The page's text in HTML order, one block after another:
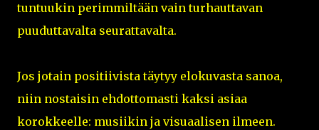
tuntuukin perimmiltään vain turhauttavan
puuduttavalta seurattavalta.
Jos jotain positiivista täytyy elokuvasta sanoa,
niin nostaisin ehdottomasti kaksi asiaa
korokkeelle: musiikin ja visuaalisen ilmeen.